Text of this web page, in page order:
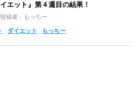
イエット』第４週目の結果！
投稿者：もっちー
ダイエット もっちー